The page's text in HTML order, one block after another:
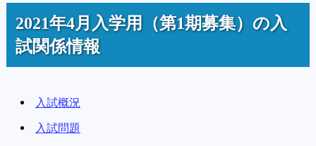
2021年4月入学用（第1期募集）の入
試関係情報
入試概況
入試問題